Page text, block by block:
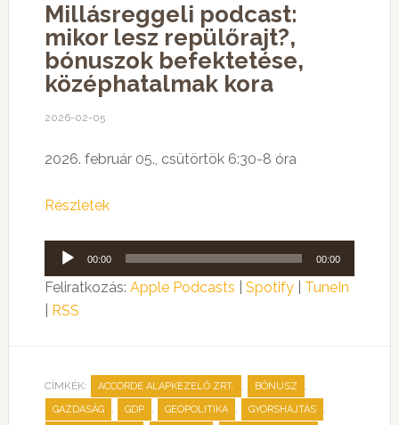
Millásreggeli podcast:
mikor lesz repülőrajt?,
bónuszok befektetése,
középhatalmak kora
2026-02-05
2026. február 05., csütörtök 6:30-8 óra
Részletek
Audió
lejátszó
00:00 00:00
Feliratkozás: Apple Podcasts Spotify| TuneIn
RSS
CÍMKÉK: ACCORDE ALAPKEZELŐ ZRT. , BÓNUSZ ,
GAZDASÁG , GDP , GEOPOLITIKA , GYORSHAJTÁS ,